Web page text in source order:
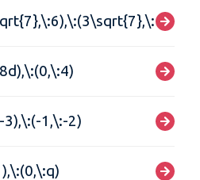
3),\:(-1,\:-2)